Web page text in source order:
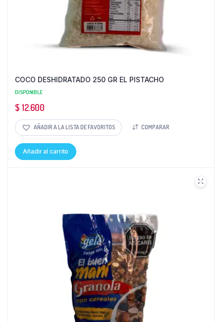
COCO DESHIDRATADO 250 GR EL PISTACHO
DISPONIBLE
$ 12.600
AÑADIR A LA LISTA DE FAVORITOS COMPARAR
Añadir al carrito